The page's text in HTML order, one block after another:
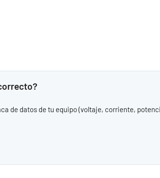
de datos de tu equipo (voltaje, corriente,